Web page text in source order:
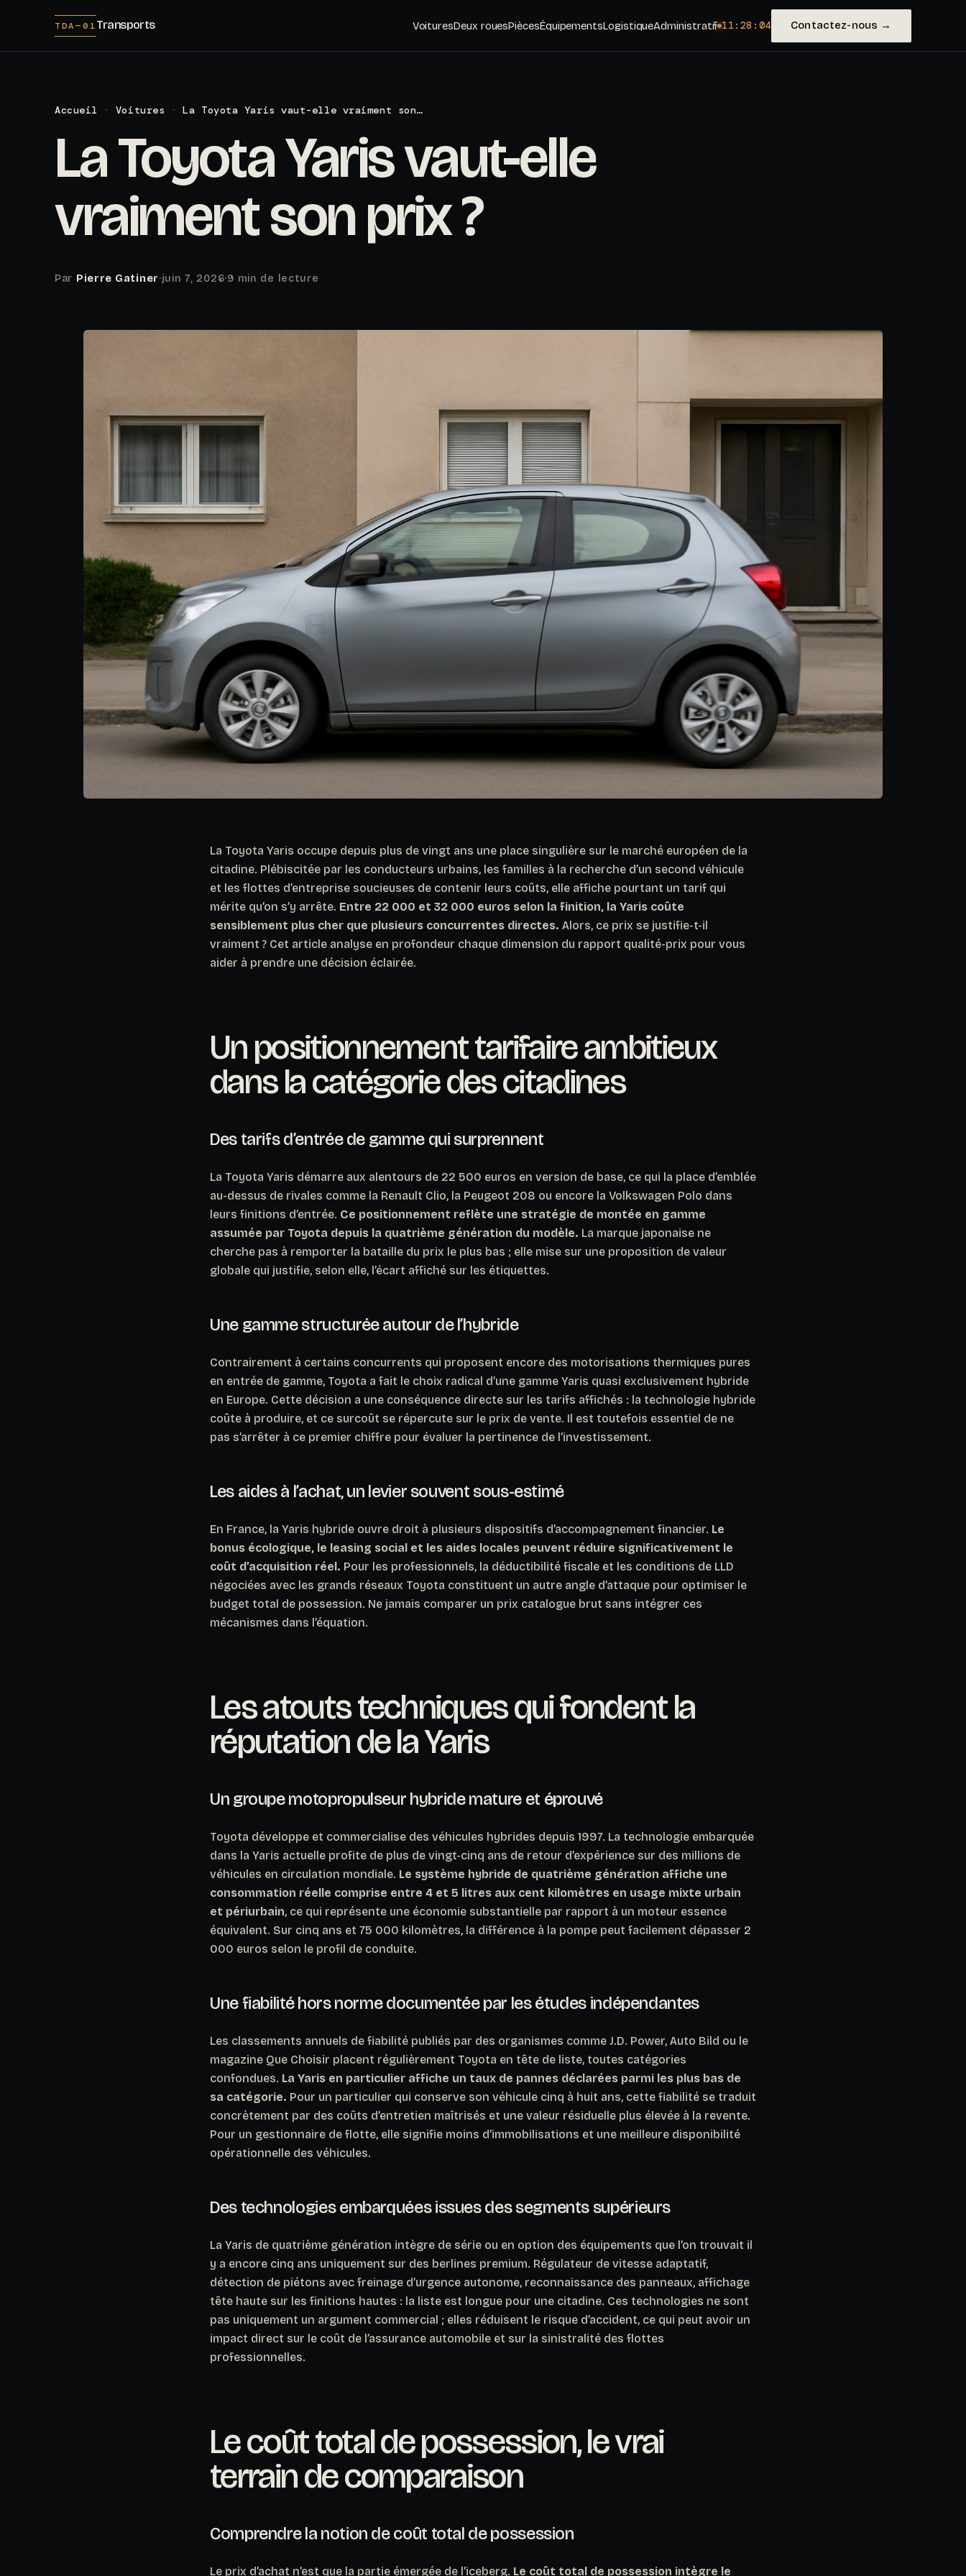
TDA—01Transports VoituresDeux rouesPiècesÉquipementsLogistiqueAdministratif 11:28:06 Contactez-nous →
Accueil · Voitures · La Toyota Yaris vaut-elle vraiment son…
La Toyota Yaris vaut-elle
vraiment son prix ?
Par Pierre Gatiner·juin 7, 2026·9 min de lecture
La Toyota Yaris occupe depuis plus de vingt ans une place singulière sur le marché européen de la
citadine. Plébiscitée par les conducteurs urbains, les familles à la recherche d’un second véhicule
et les flottes d’entreprise soucieuses de contenir leurs coûts, elle affiche pourtant un tarif qui
mérite qu’on s’y arrête. Entre 22 000 et 32 000 euros selon la finition, la Yaris coûte
sensiblement plus cher que plusieurs concurrentes directes. Alors, ce prix se justifie-t-il
vraiment ? Cet article analyse en profondeur chaque dimension du rapport qualité-prix pour vous
aider à prendre une décision éclairée.
Un positionnement tarifaire ambitieux
dans la catégorie des citadines
Des tarifs d’entrée de gamme qui surprennent
La Toyota Yaris démarre aux alentours de 22 500 euros en version de base, ce qui la place d’emblée
au-dessus de rivales comme la Renault Clio, la Peugeot 208 ou encore la Volkswagen Polo dans
leurs finitions d’entrée. Ce positionnement reflète une stratégie de montée en gamme
assumée par Toyota depuis la quatrième génération du modèle. La marque japonaise ne
cherche pas à remporter la bataille du prix le plus bas ; elle mise sur une proposition de valeur
globale qui justifie, selon elle, l’écart affiché sur les étiquettes.
Une gamme structurée autour de l’hybride
Contrairement à certains concurrents qui proposent encore des motorisations thermiques pures
en entrée de gamme, Toyota a fait le choix radical d’une gamme Yaris quasi exclusivement hybride
en Europe. Cette décision a une conséquence directe sur les tarifs affichés : la technologie hybride
coûte à produire, et ce surcoût se répercute sur le prix de vente. Il est toutefois essentiel de ne
pas s’arrêter à ce premier chiffre pour évaluer la pertinence de l’investissement.
Les aides à l’achat, un levier souvent sous-estimé
En France, la Yaris hybride ouvre droit à plusieurs dispositifs d’accompagnement financier. Le
bonus écologique, le leasing social et les aides locales peuvent réduire significativement le
coût d’acquisition réel. Pour les professionnels, la déductibilité fiscale et les conditions de LLD
négociées avec les grands réseaux Toyota constituent un autre angle d’attaque pour optimiser le
budget total de possession. Ne jamais comparer un prix catalogue brut sans intégrer ces
mécanismes dans l’équation.
Les atouts techniques qui fondent la
réputation de la Yaris
Un groupe motopropulseur hybride mature et éprouvé
Toyota développe et commercialise des véhicules hybrides depuis 1997. La technologie embarquée
dans la Yaris actuelle profite de plus de vingt-cinq ans de retour d’expérience sur des millions de
véhicules en circulation mondiale. Le système hybride de quatrième génération affiche une
consommation réelle comprise entre 4 et 5 litres aux cent kilomètres en usage mixte urbain
et périurbain, ce qui représente une économie substantielle par rapport à un moteur essence
équivalent. Sur cinq ans et 75 000 kilomètres, la différence à la pompe peut facilement dépasser 2
000 euros selon le profil de conduite.
Une fiabilité hors norme documentée par les études indépendantes
Les classements annuels de fiabilité publiés par des organismes comme J.D. Power, Auto Bild ou le
magazine Que Choisir placent régulièrement Toyota en tête de liste, toutes catégories
confondues. La Yaris en particulier affiche un taux de pannes déclarées parmi les plus bas de
sa catégorie. Pour un particulier qui conserve son véhicule cinq à huit ans, cette fiabilité se traduit
concrètement par des coûts d’entretien maîtrisés et une valeur résiduelle plus élevée à la revente.
Pour un gestionnaire de flotte, elle signifie moins d’immobilisations et une meilleure disponibilité
opérationnelle des véhicules.
Des technologies embarquées issues des segments supérieurs
La Yaris de quatrième génération intègre de série ou en option des équipements que l’on trouvait il
y a encore cinq ans uniquement sur des berlines premium. Régulateur de vitesse adaptatif,
détection de piétons avec freinage d’urgence autonome, reconnaissance des panneaux, affichage
tête haute sur les finitions hautes : la liste est longue pour une citadine. Ces technologies ne sont
pas uniquement un argument commercial ; elles réduisent le risque d’accident, ce qui peut avoir un
impact direct sur le coût de l’assurance automobile et sur la sinistralité des flottes
professionnelles.
Le coût total de possession, le vrai
terrain de comparaison
Comprendre la notion de coût total de possession
Le prix d’achat n’est que la partie émergée de l’iceberg. Le coût total de possession intègre le